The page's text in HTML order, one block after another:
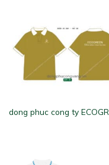
dong phuc cong ty